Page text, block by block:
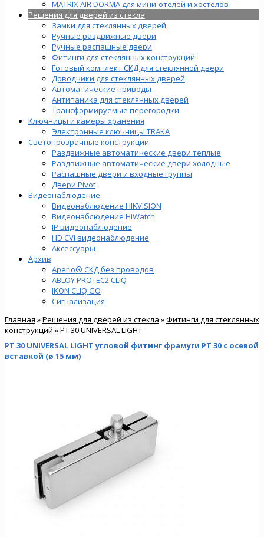
MATRIX AIR DORMA для мини-отелей и хостелов
Решения для дверей из стекла
Замки для стеклянных дверей
Ручные раздвижные двери
Ручные распашные двери
Фитинги для стеклянных конструкций
Готовый комплект СКД для стеклянной двери
Доводчики для стеклянных дверей
Автоматические приводы
Антипаника для стеклянных дверей
Трансформируемые перегородки
Ключницы и камеры хранения
Электронные ключницы TRAKA
Светопрозрачные конструкции
Раздвижные автоматические двери теплые
Раздвижные автоматические двери холодные
Распашные двери и входные группы
Двери Pivot
Видеонаблюдение
Видеонаблюдение HIKVISION
Видеонаблюдение HiWatch
IP видеонаблюдение
HD CVI видеонаблюдение
Аксессуары
Архив
Aperio® СКД без проводов
ABLOY PROTEC2 CLIQ
IKON CLIQ GO
Сигнализация
Главная »Решения для дверей из стекла »Фитинги для стеклянных
конструкций » PT 30 UNIVERSAL LIGHT
PT 30 UNIVERSAL LIGHT угловой фитинг фрамуги PT 30 с осевой
вставкой (ø 15 мм)